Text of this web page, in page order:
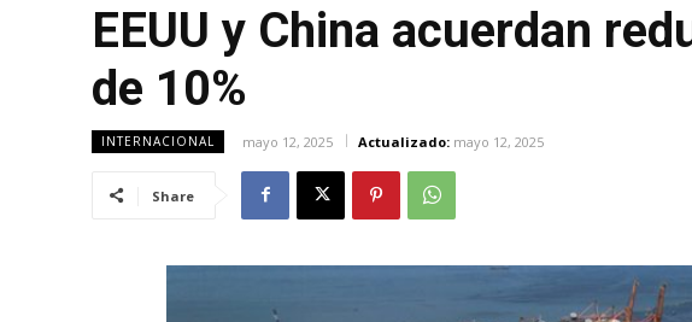
EEUU y China acuerdan
de 10%
INTERNACIONAL mayo 12, 2025 Actualizado: mayo 12, 2025
Share